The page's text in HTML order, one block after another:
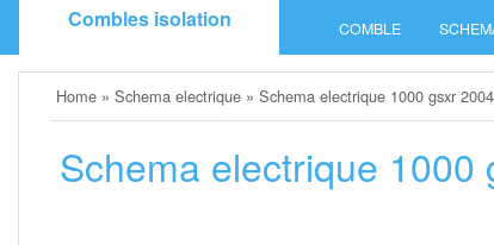
Combles isolation COMBLE
Home »Schema electrique »Schema electrique 1000 gsxr 2004
Schema electrique 1000